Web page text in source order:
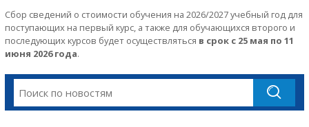
Сбор сведений о стоимости обучения на 2026/2027 учебный год для
поступающих на первый курс, а также для обучающихся второго и
последующих курсов будет осуществляться в срок с 25 мая по 11
июня 2026 года.